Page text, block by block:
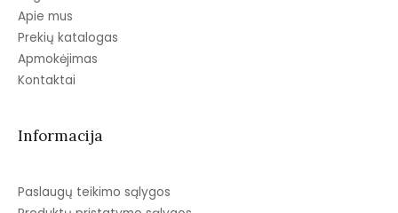
Apie mus
Prekių katalogas
Apmokėjimas
Kontaktai
Informacija
Paslaugų teikimo sąlygos